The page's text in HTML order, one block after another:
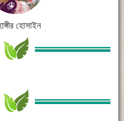
হোসাইন